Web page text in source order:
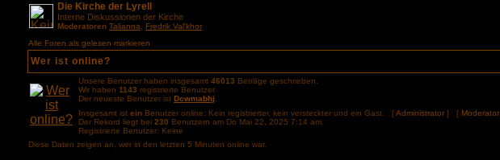
Die Kirche der Lyrell
Interne Diskussionen der Kirche
Moderatoren Talianna Fredrik Val'khor
Alle Foren als gelesen markieren
Wer ist online?
Unsere Benutzer haben insgesamt 46013 Beträge geschrieben.
Wir haben 1143 registrierte Benutzer.
Der neueste Benutzer ist Dcwmabhj
Insgesamt ist ein Benutzer online: Kein registrierter, kein versteckter und ein Gast. [Administrator ] [ Moderator
Der Rekord liegt bei 230 Benutzern am Do Mai 22, 2025 7:14 am.
Registrierte Benutzer: Keine
Diese Daten zeigen an, wer in den letzten 5 Minuten online war.